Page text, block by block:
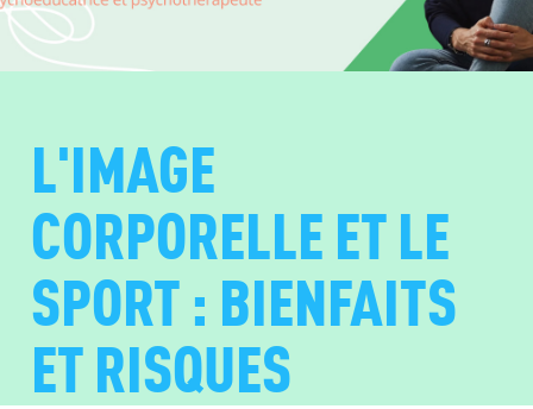
L'IMAGE
CORPORELLE ET LE
SPORT : BIENFAITS
ET RISQUES